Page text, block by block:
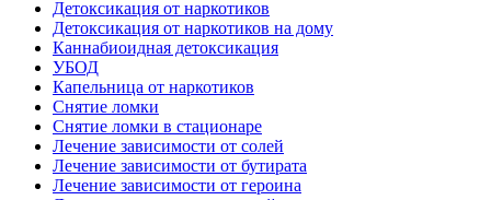
Детоксикация от наркотиков
Детоксикация от наркотиков на дому
Каннабиоидная детоксикация
УБОД
Капельница от наркотиков
Снятие ломки
Снятие ломки в стационаре
Лечение зависимости от солей
Лечение зависимости от бутирата
Лечение зависимости от героина